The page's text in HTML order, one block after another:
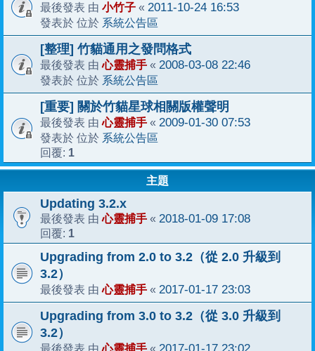
最後發表 由 小竹子 « 2011-10-24 16:53
發表於 位於 系統公告區
[整理] 竹貓通用之發問格式
最後發表 由心靈捕手 « 2008-03-08 22:46
發表於 位於 系統公告區
[重要] 關於竹貓星球相關版權聲明
最後發表 由心靈捕手 « 2009-01-30 07:53
發表於 位於 系統公告區
回覆: 1
主題
Updating 3.2.x
最後發表 由心靈捕手 « 2018-01-09 17:08
回覆: 1
Upgrading from 2.0 to 3.2（從 2.0 升級到
3.2）
最後發表 由心靈捕手 « 2017-01-17 23:03
Upgrading from 3.0 to 3.2（從 3.0 升級到
3.2）
心靈捕手